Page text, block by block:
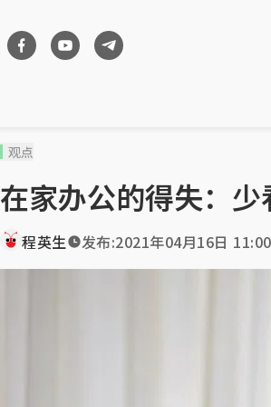
观点
在家办公的得失：
程英生 发布:2021年04月16日 11:00